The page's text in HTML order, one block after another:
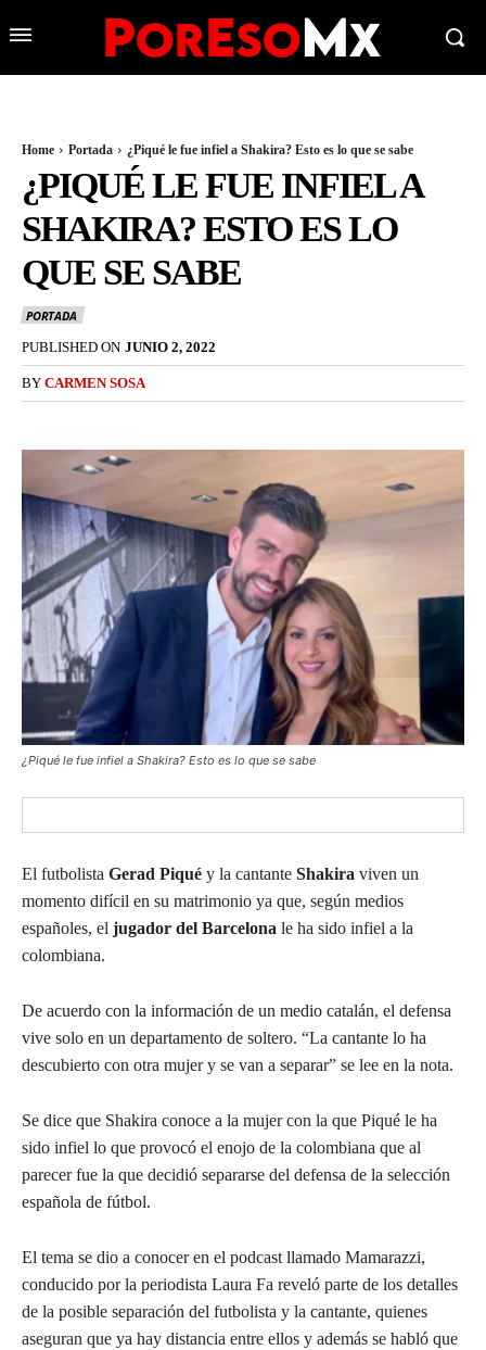
Home Portada ¿Piqué le fue infiel a Shakira? Esto es lo que se sabe
¿PIQUÉ LE FUE INFIEL A
SHAKIRA? ESTO ES LO
QUE SE SABE
PORTADA
PUBLISHED ON JUNIO 2, 2022
BY CARMEN SOSA
¿Piqué le fue infiel a Shakira? Esto es lo que se sabe
El futbolista Gerad Piqué y la cantante Shakira viven un
momento difícil en su matrimonio ya que, según medios
españoles, el jugador del Barcelona le ha sido infiel a la
colombiana.
De acuerdo con la información de un medio catalán, el defensa
vive solo en un departamento de soltero. “La cantante lo ha
descubierto con otra mujer y se van a separar” se lee en la nota.
Se dice que Shakira conoce a la mujer con la que Piqué le ha
sido infiel lo que provocó el enojo de la colombiana que al
parecer fue la que decidió separarse del defensa de la selección
española de fútbol.
El tema se dio a conocer en el podcast llamado Mamarazzi,
conducido por la periodista Laura Fa reveló parte de los detalles
de la posible separación del futbolista y la cantante, quienes
aseguran que ya hay distancia entre ellos y además se habló que